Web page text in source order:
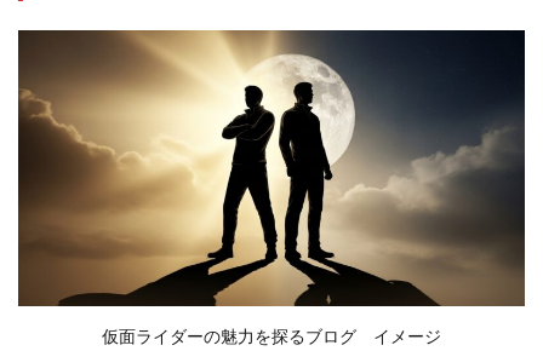
仮面ライダーの魅力を探るブログ イメージ